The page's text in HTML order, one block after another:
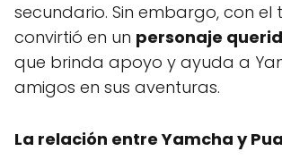
secundario. Sin embargo, con el
convirtió en un personaje
que brinda apoyo y ayuda a
amigos en sus aventuras.
La relación entre Yamcha y